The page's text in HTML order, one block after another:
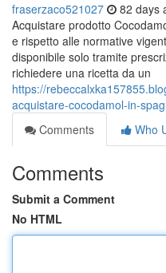
fraserzaco521027 82 days
Acquistare prodotto
e rispetto alle normative
disponibile solo tramite
richiedere una ricetta da un
https://
acquistare-cocodamol-in-
Comments
Who
Comments
Submit a Comment
No HTML